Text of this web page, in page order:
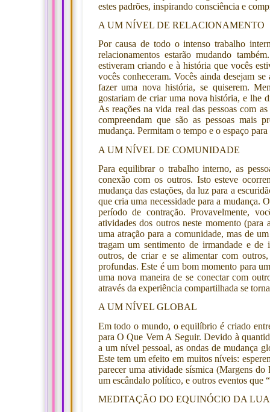
estes padrões, inspirando consciência e
A UM NÍVEL DE RELACIONAMENTO
Por causa de todo o intenso trabalho
relacionamentos estarão mudando
estiveram criando e à história que vocês
vocês conheceram. Vocês ainda desejam
fazer uma nova história, se quiserem.
gostariam de criar uma nova história, e lhe
As reações na vida real das pessoas com
compreendam que são as pessoas mais
mudança. Permitam o tempo e o espaço
A UM NÍVEL DE COMUNIDADE
Para equilibrar o trabalho interno, as
conexão com os outros. Isto esteve
mudança das estações, da luz para a
que cria uma necessidade para a mudança.
período de contração. Provavelmente,
atividades dos outros neste momento
uma atração para a comunidade, mas de
tragam um sentimento de irmandade e
outros, de criar e se alimentar com
profundas. Este é um bom momento para
uma nova maneira de se conectar com
através da experiência compartilhada se
A UM NÍVEL GLOBAL
Em todo o mundo, o equilíbrio é criado
para O Que Vem A Seguir. Devido à
a um nível pessoal, as ondas de mudança
Este tem um efeito em muitos níveis:
parecer uma atividade sísmica (Margens
um escândalo político, e outros eventos que
MEDITAÇÃO DO EQUINÓCIO DA